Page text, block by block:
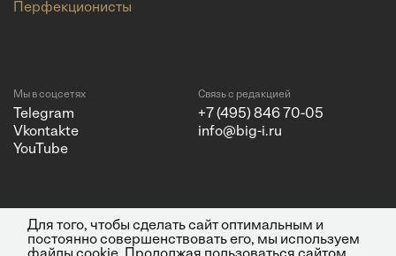
Перфекционисты
Мы в соцсетях
Telegram
Vkontakte
YouTube
Связь с редакцией
+7 (495) 846 70-05
info@big-i.ru
© 2026 ООО "Бизнес Инсайт
Медиа"
Политика конфиденциальности
Для того, чтобы сделать сайт оптимальным и
постоянно совершенствовать его, мы используем